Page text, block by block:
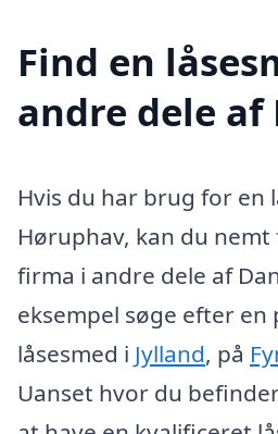
Find en
andre dele
Hvis du har brug for en
Høruphav, kan du
firma i andre dele af
eksempel søge efter en
låsesmed i Jylland, på
Uanset hvor du